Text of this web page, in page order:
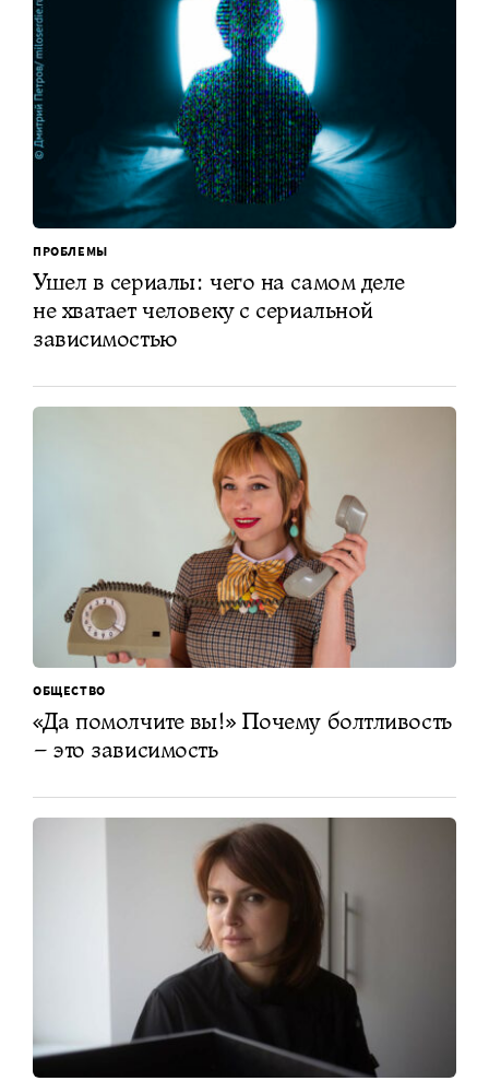
ПРОБЛЕМЫ
Ушел в сериалы: чего на самом деле
не хватает человеку с сериальной
зависимостью
ОБЩЕСТВО
«Да помолчите вы!» Почему болтливость
– это зависимость